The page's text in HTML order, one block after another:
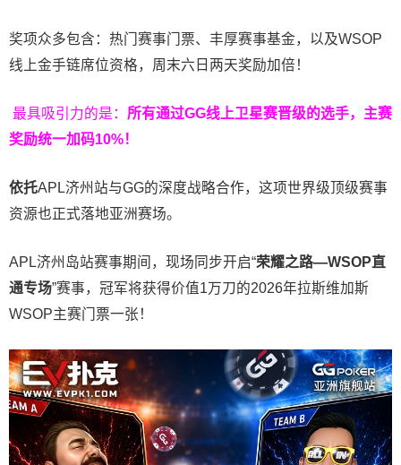
奖项众多包含：热门赛事门票、丰厚赛事基金，以及WSOP
线上金手链席位资格， 周末六日两天奖励加倍！
最具吸引力的是： 所有通过GG线上卫星赛晋级的选手，主赛
奖励统一加码10%！
依托APL济州站与GG的深度战略合作，这项世界级顶级赛事
资源也正式落地亚洲赛场。
APL济州岛站赛事期间，现场同步开启“荣耀之路—WSOP直
通专场”赛事，冠军将获得价值1万刀的2026年拉斯维加斯
WSOP主赛门票一张！